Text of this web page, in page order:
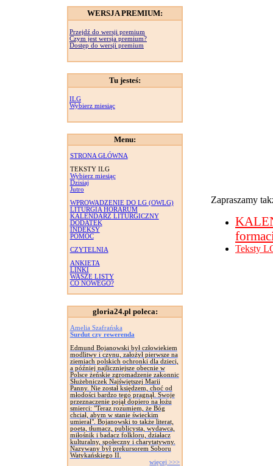
WERSJA PREMIUM:
Przejdź do wersji premium
Czym jest wersja premium?
Dostęp do wersji premium
Tu jesteś:
ILG
Wybierz miesiąc
Menu:
STRONA GŁÓWNA
TEKSTY ILG
Wybierz miesiąc
Dzisiaj
Jutro
WPROWADZENIE DO LG (OWLG)
LITURGIA HORARUM
KALENDARZ LITURGICZNY
DODATEK
INDEKSY
POMOC
CZYTELNIA
ANKIETA
LINKI
WASZE LISTY
CO NOWEGO?
gloria24.pl poleca:
Amelia Szafrańska
Surdut czy rewerenda
Edmund Bojanowski był człowiekiem
modlitwy i czynu, założył pierwsze na
ziemiach polskich ochronki dla dzieci,
a później najliczniejsze obecnie w
Polsce żeńskie zgromadzenie zakonnic
Służebniczek Najświętszej Marii
Panny. Nie został księdzem, choć od
młodości bardzo tego pragnął. Swoje
przeznaczenie pojął dopiero na łożu
smierci: "Teraz rozumiem, że Bóg
chciał, abym w stanie świeckim
umierał". Bojanowski to także literat,
poeta, tłumacz, publicysta, wydawca,
miłośnik i badacz folkloru, działacz
kulturalny, społeczny i charytatywny.
Nazywany był prekursorem Soboru
Watykańskiego II.
więcej >>>
Zapraszamy
Teksty